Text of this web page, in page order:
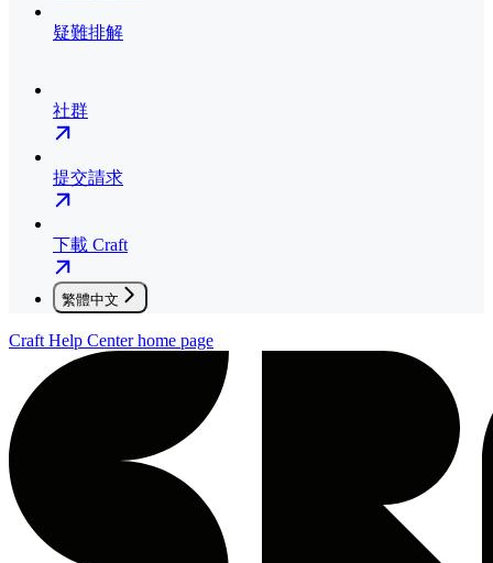
疑難排解
社群
提交請求
下載 Craft
繁體中文
Craft Help Centerhome page